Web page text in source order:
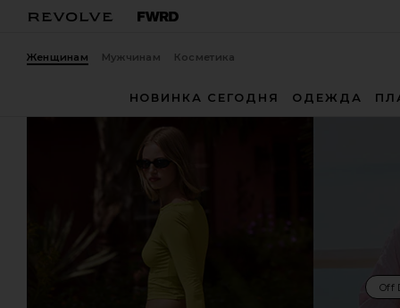
Женщинам Мужчинам Косметика
НОВИНКА СЕГОДНЯ ОДЕЖДА
Off